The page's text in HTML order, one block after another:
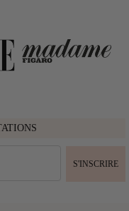
S'INSCRIRE